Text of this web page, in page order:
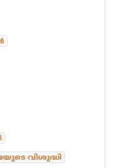
വിശുദ്ധി